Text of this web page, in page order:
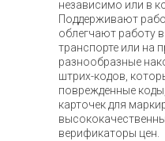
независимо или в
Поддерживают
облегчают работу
транспорте или на
разнообразные
штрих-кодов,
поврежденные
карточек для
верификаторы цен.